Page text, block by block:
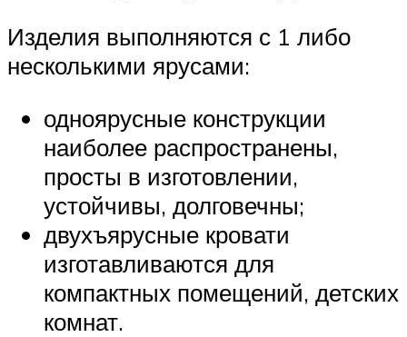
Изделия выполняются с 1 либо
несколькими ярусами:
одноярусные конструкции
наиболее распространены,
просты в изготовлении,
устойчивы, долговечны;
двухъярусные кровати
изготавливаются для
компактных помещений, детских
комнат.